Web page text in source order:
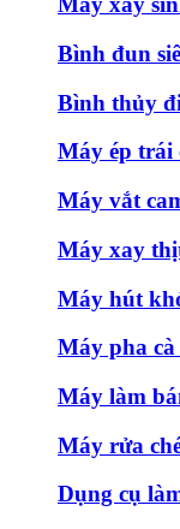
Bình đun
Bình thủy
Máy ép trái
Máy vắt
Máy xay
Máy hút
Máy pha cà
Máy làm
Máy rửa
Dụng cụ